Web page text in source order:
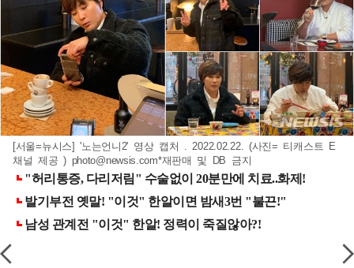
[서울=뉴시스] '노는언니2' 영상 캡처 . 2022.02.22. (사진= 티캐스트 E
채널 제공 ) photo@newsis.com*재판매 및 DB 금지